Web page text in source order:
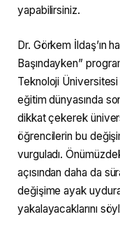
yapabilirsiniz.
Dr. Görkem İldaş’ın
Başındayken”
Teknoloji
eğitim dünyasında
dikkat çekerek
öğrencilerin bu
vurguladı.
açısından daha da
değişime ayak
yakalayacaklarını